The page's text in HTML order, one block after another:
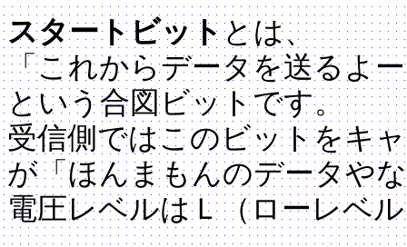
スタートビット とは、
「これからデータを送るよ
という合図ビットです。
受信側ではこのビットをキ
が「ほんまもんのデータや
電圧レベルはＬ（ローレベ